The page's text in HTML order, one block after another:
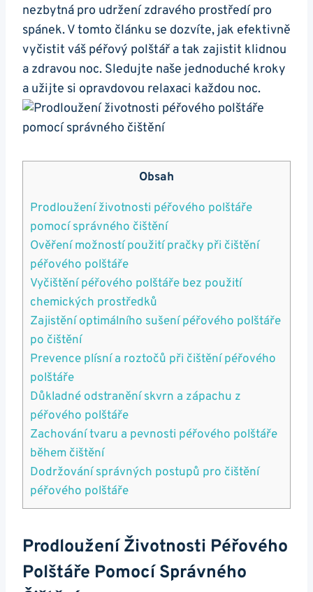
nezbytná pro udržení zdravého ​prostředí pro
spánek. V tomto článku se dozvíte, jak‌ efektivně
vyčistit váš péřový polštář a tak zajistit klidnou
a zdravou‍ noc. Sledujte ‌naše jednoduché kroky
a užijte si opravdovou⁤ relaxaci každou noc.
Obsah
Prodloužení ​životnosti péřového ⁢polštáře
⁤pomocí správného‌ čištění
Ověření možností použití pračky ‍při čištění
péřového⁣ polštáře
Vyčištění péřového polštáře bez použití
chemických prostředků
Zajistění optimálního⁤ sušení péřového‍ polštáře
po⁢ čištění
Prevence plísní a roztočů‌ při‍ čištění ‌péřového
polštáře
Důkladné odstranění skvrn‌ a ⁤zápachu‌ z⁤
péřového polštáře
Zachování⁢ tvaru a ‍pevnosti péřového polštáře
během čištění
Dodržování správných ‌postupů pro​ čištění
péřového polštáře
Prodloužení ​životnosti Péřového
⁢polštáře ⁤pomocí Správného‌